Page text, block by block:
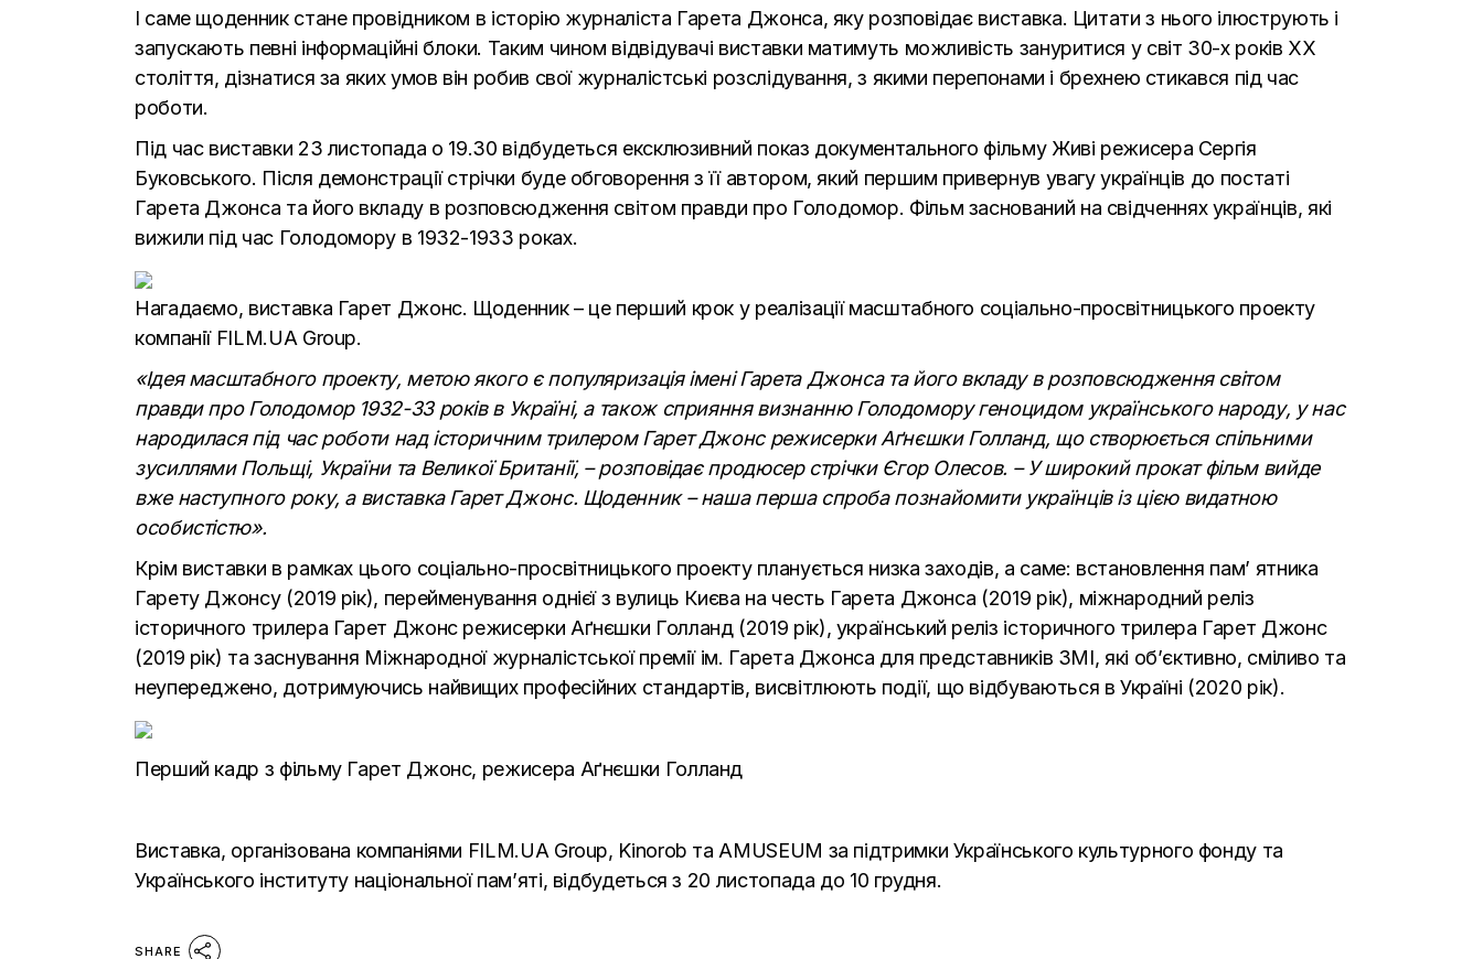
І саме щоденник стане провідником в історію журналіста Гарета Джонса, яку розповідає виставка. Цитати з нього ілюструють і
запускають певні інформаційні блоки. Таким чином відвідувачі виставки матимуть можливість зануритися у світ 30-х років ХХ
століття, дізнатися за яких умов він робив свої журналістські розслідування, з якими перепонами і брехнею стикався під час
роботи.
Під час виставки 23 листопада о 19.30 відбудеться ексклюзивний показ документального фільму Живі режисера Сергія
Буковського. Після демонстрації стрічки буде обговорення з її автором, який першим привернув увагу українців до постаті
Гарета Джонса та його вкладу в розповсюдження світом правди про Голодомор. Фільм заснований на свідченнях українців, які
вижили під час Голодомору в 1932-1933 роках.
Нагадаємо, виставка Гарет Джонс. Щоденник – це перший крок у реалізації масштабного соціально-просвітницького проекту
компанії FILM.UA Group.
«Ідея масштабного проекту, метою якого є популяризація імені Гарета Джонса та його вкладу в розповсюдження світом
правди про Голодомор 1932-33 років в Україні, а також сприяння визнанню Голодомору геноцидом українського народу, у нас
народилася під час роботи над історичним трилером Гарет Джонс режисерки Аґнєшки Голланд, що створюється спільними
зусиллями Польщі, України та Великої Британії, – розповідає продюсер стрічки Єгор Олесов. – У широкий прокат фільм вийде
вже наступного року, а виставка Гарет Джонс. Щоденник – наша перша спроба познайомити українців із цією видатною
особистістю».
Крім виставки в рамках цього соціально-просвітницького проекту планується низка заходів, а саме: встановлення пам’ ятника
Гарету Джонсу (2019 рік), перейменування однієї з вулиць Києва на честь Гарета Джонса (2019 рік), міжнародний реліз
історичного трилера Гарет Джонс режисерки Аґнєшки Голланд (2019 рік), український реліз історичного трилера Гарет Джонс
(2019 рік) та заснування Міжнародної журналістської премії ім. Гарета Джонса для представників ЗМІ, які об’єктивно, сміливо та
неупереджено, дотримуючись найвищих професійних стандартів, висвітлюють події, що відбуваються в Україні (2020 рік).
Перший кадр з фільму Гарет Джонс, режисера Аґнєшки Голланд
Виставка, організована компаніями FILM.UA Group, Kinorob та AMUSEUM за підтримки Українського культурного фонду та
Українського інституту національної пам’яті, відбудеться з 20 листопада до 10 грудня.
SHARE